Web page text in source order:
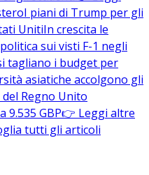
I piani di Trump per gli
UnitiIn crescita le
sui visti F-1 negli
tagliano i budget per
asiatiche accolgono gli
Regno Unito
9.535 GBP👉 Leggi altre
tutti gli articoli